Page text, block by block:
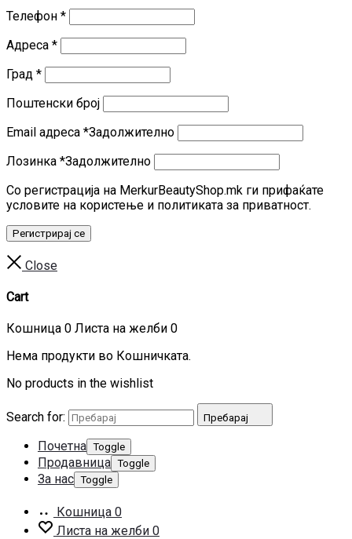
Телефон *
Адреса *
Град *
Поштенски број
Email адреса *Задолжително
Лозинка *Задолжително
Со регистрација на MerkurBeautyShop.mk ги прифаќате
условите на користење и политиката за приватност.
Регистрирај се
Close
Cart
Кошница 0 Листа на желби 0
Нема продукти во Кошничката.
No products in the wishlist
Search for: Пребарај
Почетна Toggle
Продавница Toggle
За нас Toggle
Кошница 0
Листа на желби 0